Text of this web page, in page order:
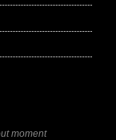
moment